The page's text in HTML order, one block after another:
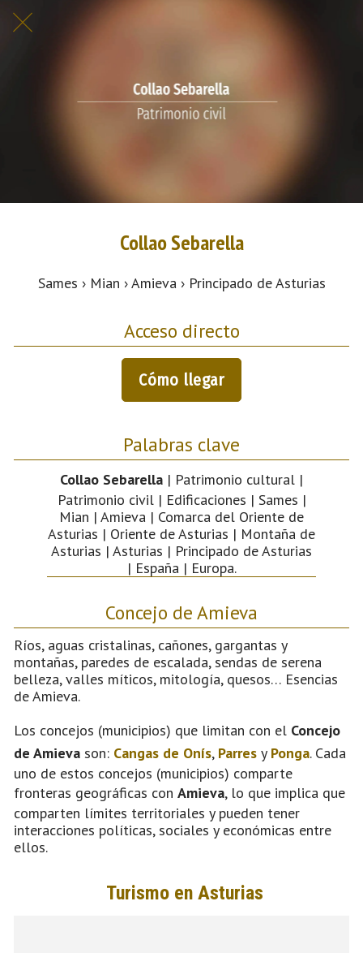
Collao Sebarella
Sames › Mian › Amieva › Principado de Asturias
Acceso directo
Cómo llegar
Palabras clave
Collao Sebarella | Patrimonio cultural |
Patrimonio civil | Edificaciones | Sames |
Mian | Amieva | Comarca del Oriente de
Asturias | Oriente de Asturias | Montaña de
Asturias | Asturias | Principado de Asturias
| España | Europa.
Concejo de Amieva
Ríos, aguas cristalinas, cañones, gargantas y
montañas, paredes de escalada, sendas de serena
belleza, valles míticos, mitología, quesos… Esencias
de Amieva.
Los concejos (municipios) que limitan con el Concejo
de Amieva son: Cangas de Onís, Parres y Ponga. Cada
uno de estos concejos (municipios) comparte
fronteras geográficas con Amieva, lo que implica que
comparten límites territoriales y pueden tener
interacciones políticas, sociales y económicas entre
ellos.